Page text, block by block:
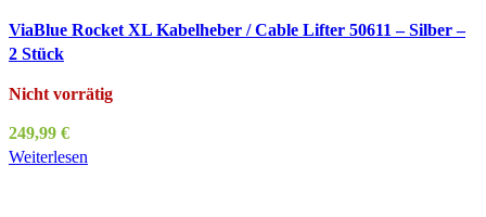
ViaBlue Rocket XL Kabelheber / Cable Lifter 50611 – Silber –
2 Stück
Nicht vorrätig
249,99 €
Weiterlesen